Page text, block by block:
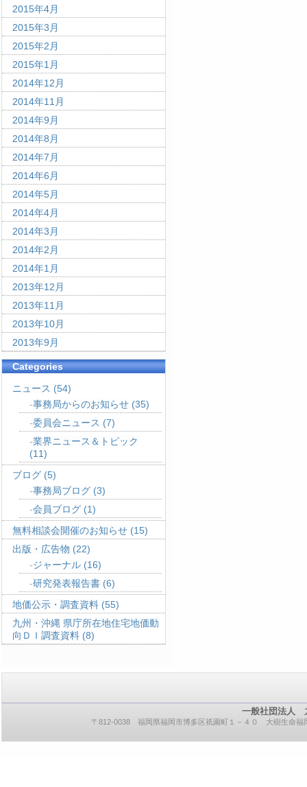
2015年4月
2015年3月
2015年2月
2015年1月
2014年12月
2014年11月
2014年9月
2014年8月
2014年7月
2014年6月
2014年5月
2014年4月
2014年3月
2014年2月
2014年1月
2013年12月
2013年11月
2013年10月
2013年9月
Categories
ニュース (54)
事務局からのお知らせ (35)
委員会ニュース (7)
業界ニュース＆トピック
(11)
ブログ (5)
事務局ブログ (3)
会員ブログ (1)
無料相談会開催のお知らせ (15)
出版・広告物 (22)
ジャーナル (16)
研究発表報告書 (6)
地価公示・調査資料 (55)
九州・沖縄 県庁所在地住宅地価動
向ＤＩ調査資料 (8)
一般社団法人
〒812-0038 福岡県福岡市博多区祇園町１－４０ 大樹生命